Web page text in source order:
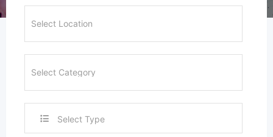
Select Type